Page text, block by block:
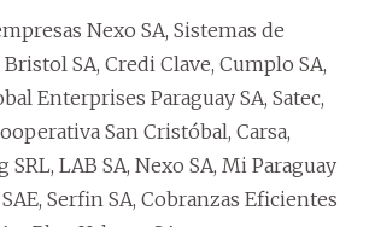
Nexo SA, Sistemas de
Bristol SA, Credi Clave, Cumplo SA,
Enterprises Paraguay SA, Satec,
San Cristóbal, Carsa,
LAB SA, Nexo SA, Mi Paraguay
Serfin SA, Cobranzas Eficientes